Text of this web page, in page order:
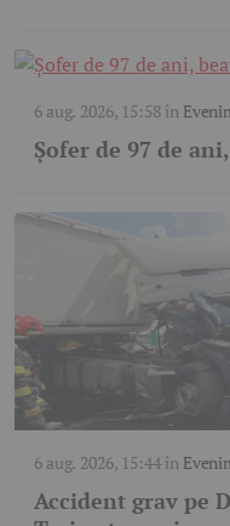
6 aug. 2026, 15:58în
Șofer de 97 de
6 aug. 2026, 15:44în
Accident grav pe